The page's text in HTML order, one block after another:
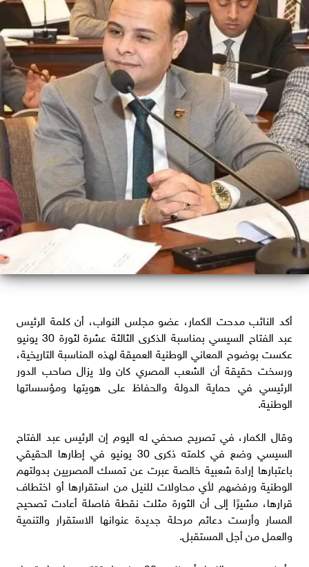
أكد النائب مدحت الكمار، عضو مجلس النواب، أن كلمة الرئيس
عبد الفتاح السيسي بمناسبة الذكرى الثالثة عشرة لثورة 30 يونيو
عكست بوضوح المعاني الوطنية العميقة لهذه المناسبة التاريخية،
ورسخت حقيقة أن الشعب المصري كان ولا يزال صاحب الدور
الرئيسي في حماية الدولة والحفاظ على هويتها ومؤسساتها
الوطنية.
وقال الكمار، في تصريح صحفي له اليوم إن الرئيس عبد الفتاح
السيسي وضع في كلمته ذكرى 30 يونيو في إطارها الحقيقي
باعتبارها إرادة شعبية خالصة عبرت عن تمسك المصريين بدولتهم
الوطنية ورفضهم لأي محاولات للنيل من استقرارها أو اختطاف
قرارها، مشيرًا إلى أن الثورة مثلت نقطة فاصلة أعادت تصحيح
المسار وأرست دعائم مرحلة جديدة عنوانها الاستقرار والتنمية
والعمل من أجل المستقبل.